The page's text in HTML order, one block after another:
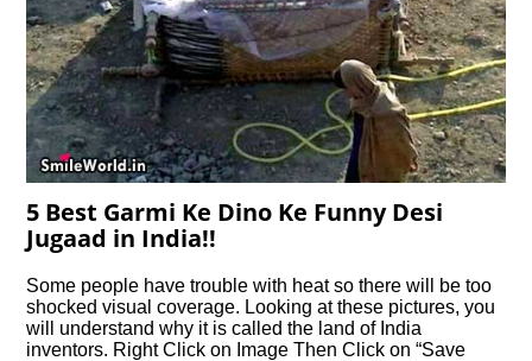
5 Best Garmi Ke Dino Ke Funny Desi
Jugaad in India!!
Some people have trouble with heat so there will be too
shocked visual coverage. Looking at these pictures, you
will understand why it is called the land of India
inventors. Right Click on Image Then Click on “Save